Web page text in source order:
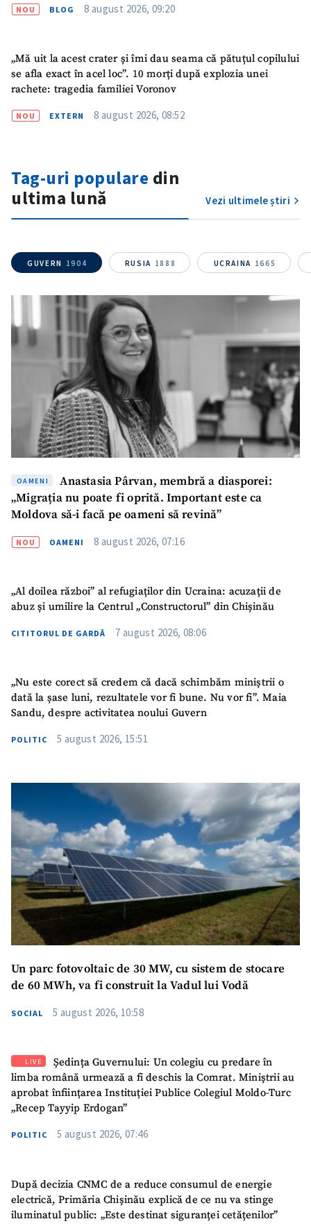
SUSȚINE
NOU BLOG 8 august 2026, 09:20
„Mă uit la acest crater și îmi dau seama că pătuțul copilului
se afla exact în acel loc”. 10 morți după explozia unei
rachete: tragedia familiei Voronov
NOU EXTERN 8 august 2026, 08:52
Tag-uri populare din
ultima lună
Vezi ultimele știri
GUVERN 1904 RUSIA 1888 UCRAINA 1665
OAMENI
Anastasia Pârvan, membră a diasporei:
„Migrația nu poate fi oprită. Important este ca
Moldova să-i facă pe oameni să revină”
NOU OAMENI 8 august 2026, 07:16
„Al doilea război” al refugiaților din Ucraina: acuzații de
abuz și umilire la Centrul „Constructorul” din Chișinău
CITITORUL DE GARDĂ 7 august 2026, 08:06
„Nu este corect să credem că dacă schimbăm miniștrii o
dată la șase luni, rezultatele vor fi bune. Nu vor fi”. Maia
Sandu, despre activitatea noului Guvern
POLITIC 5 august 2026, 15:51
Un parc fotovoltaic de 30 MW, cu sistem de stocare
de 60 MWh, va fi construit la Vadul lui Vodă
SOCIAL 5 august 2026, 10:58
LIVE
Ședința Guvernului: Un colegiu cu predare în
limba română urmează a fi deschis la Comrat. Miniștrii au
aprobat înființarea Instituției Publice Colegiul Moldo-Turc
„Recep Tayyip Erdogan”
POLITIC 5 august 2026, 07:46
După decizia CNMC de a reduce consumul de energie
electrică, Primăria Chișinău explică de ce nu va stinge
iluminatul public: „Este destinat siguranței cetățenilor”
Titlu știre+ Adaugă titlu
Link media+ Link media
Mesajul știrei
+ Mesajul știrei
CONTACT SURSĂ
Sursă anonimă
Nume+ Numele meu
Email+ Emailul meu
Telefon
+ Telefon personal
acord cupolitica de
TRIMITE ȘTIREA